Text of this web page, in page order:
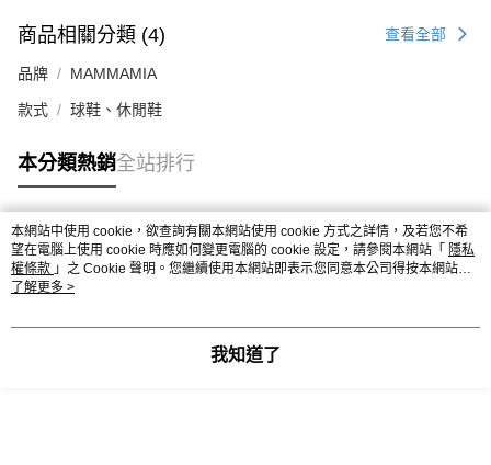
商品相關分類 (4) 查看全部
品牌 MAMMAMIA
款式 球鞋、休閒鞋
本分類熱銷全站排行
熱門標籤
本網站中使用 cookie，欲查詢有關本網站使用 cookie 方式之詳情，及若您不希
望在電腦上使用 cookie 時應如何變更電腦的 cookie 設定，請參閱本網站「 隱私
權條款 」之 Cookie 聲明。您繼續使用本網站即表示您同意本公司得按本網站使
用條款之 Cookie 聲明使用 cookie。
了解更多 >
我知道了